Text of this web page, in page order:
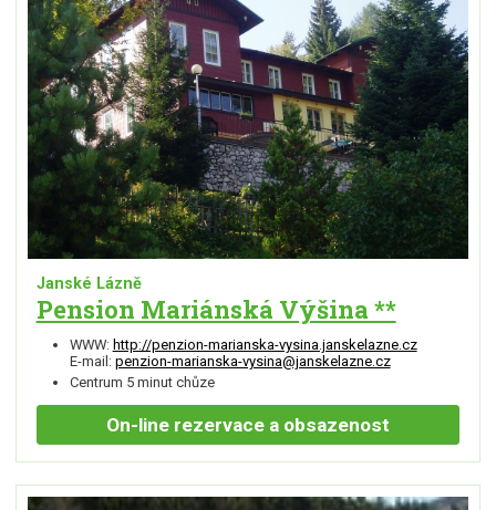
Janské Lázně
Pension Mariánská Výšina **
WWW: http://penzion-marianska-vysina.janskelazne.cz
E-mail: penzion-marianska-vysina@janskelazne.cz
Centrum 5 minut chůze
On-line rezervace a obsazenost